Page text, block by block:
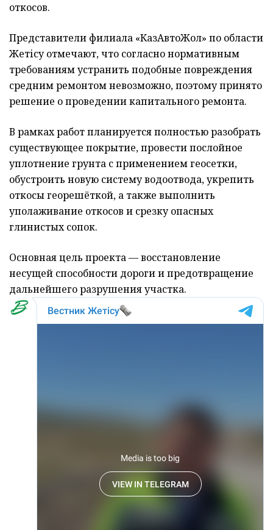
откосов.
Представители филиала «КазАвтоЖол» по области
Жетісу отмечают, что согласно нормативным
требованиям устранить подобные повреждения
средним ремонтом невозможно, поэтому принято
решение о проведении капитального ремонта.
В рамках работ планируется полностью разобрать
существующее покрытие, провести послойное
уплотнение грунта с применением геосетки,
обустроить новую систему водоотвода, укрепить
откосы георешёткой, а также выполнить
уполаживание откосов и срезку опасных
глинистых сопок.
Основная цель проекта — восстановление
несущей способности дороги и предотвращение
дальнейшего разрушения участка.